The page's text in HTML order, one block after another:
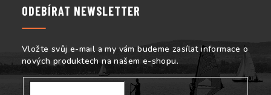
ODEBÍRAT NEWSLETTER
Vložte svůj e-mail a my vám budeme zasílat informace o
nových produktech na našem e-shopu.